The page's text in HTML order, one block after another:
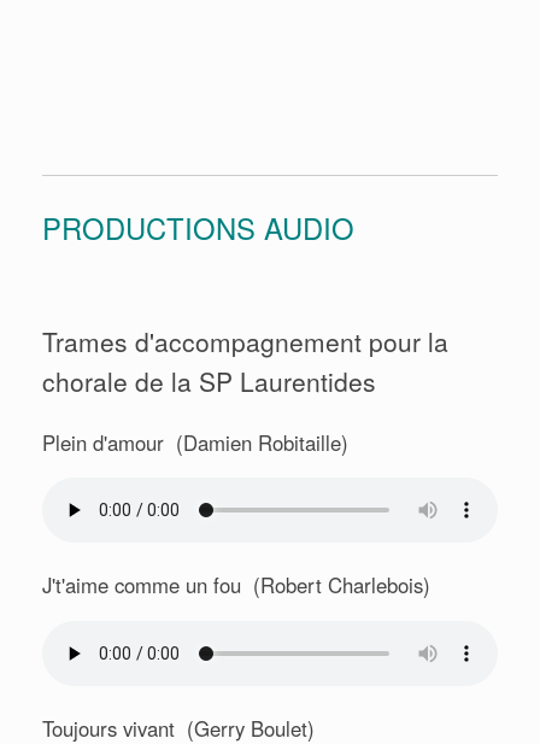
PRODUCTIONS AUDIO
Trames d'accompagnement pour la
chorale de la SP Laurentides
Plein d'amour (Damien Robitaille)
J't'aime comme un fou (Robert Charlebois)
Toujours vivant (Gerry Boulet)